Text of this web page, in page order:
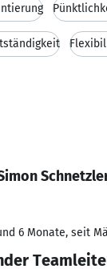
6 Monate, seit